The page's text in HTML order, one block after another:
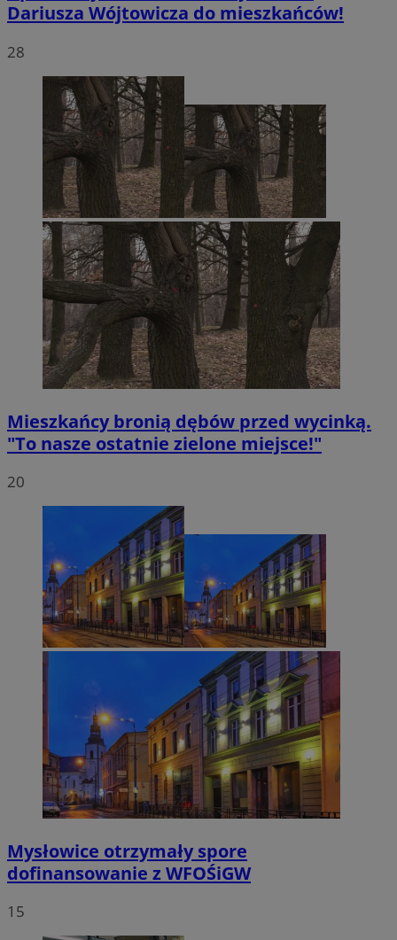
Dariusza Wójtowicza do mieszkańców!
28
Mieszkańcy bronią dębów przed wycinką.
"To nasze ostatnie zielone miejsce!"
20
Mysłowice otrzymały spore
dofinansowanie z WFOŚiGW
15